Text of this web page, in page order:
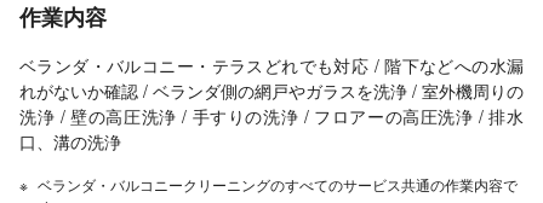
作業内容
ベランダ・バルコニー・テラスどれでも対応 / 階下などへの水漏
れがないか確認 / ベランダ側の網戸やガラスを洗浄 / 室外機周りの
洗浄 / 壁の高圧洗浄 / 手すりの洗浄 / フロアーの高圧洗浄 / 排水
口、溝の洗浄
ベランダ・バルコニークリーニングのすべてのサービス共通の作業内容で